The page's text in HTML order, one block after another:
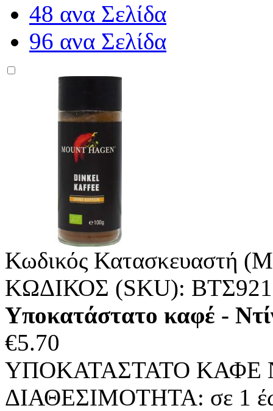
48 ανα Σελίδα
96 ανα Σελίδα
Κωδικός Κατασκευαστή
ΚΩΔΙΚΟΣ (SKU): ΒΤΣ921
Υποκατάστατο καφέ -
€5.70
ΥΠΟΚΑΤΑΣΤΑΤΟ ΚΑΦΕ
ΔΙΑΘΕΣΙΜΟΤΗΤΑ: σε 1